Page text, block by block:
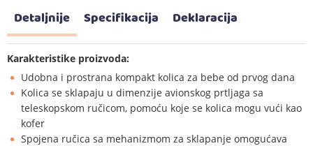
Detaljnije Specifikacija Deklaracija
Karakteristike proizvoda:
Udobna i prostrana kompakt kolica za bebe od prvog dana
Kolica se sklapaju u dimenzije avionskog prtljaga sa
teleskopskom ručicom, pomoću koje se kolica mogu vući kao
kofer
Spojena ručica sa mehanizmom za sklapanje omogućava